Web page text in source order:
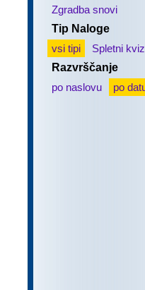
Zgradba snovi
Tip Naloge
vsi tipi
Spletni kviz
Razvrščanje
po naslovu
po